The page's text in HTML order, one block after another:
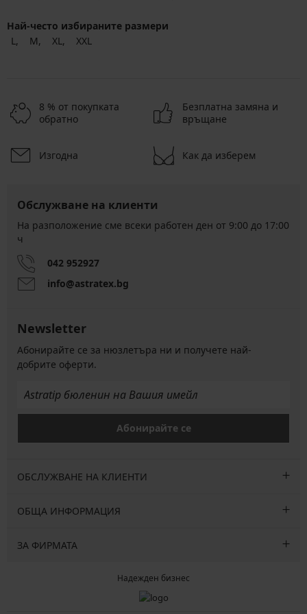
Най-често избираните размери
L
M XL XXL
8 % от покупката
обратно
Безплатна замяна и
връщане
Изгодна Как да изберем
Обслужване на клиенти
На разположение сме всеки работен ден от 9:00 до 17:00
ч
042 952927
info@astratex.bg
Newsletter
Абонирайте се за нюзлетъра ни и получете най-
добрите оферти.
Абонирайте се
ОБСЛУЖВАНЕ НА КЛИЕНТИ
ОБЩА ИНФОРМАЦИЯ
ЗА ФИРМАТА
Надежден бизнес